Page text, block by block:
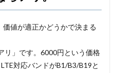
値が適正かどうかで決まる
リ」です。6000円という価格
対応バンドがB1/B3/B19と